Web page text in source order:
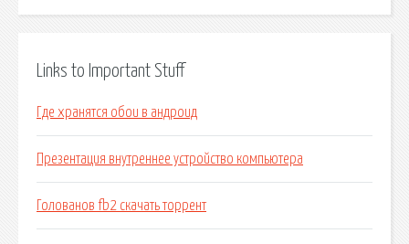
Links to Important Stuff
Где хранятся обои в андроид
Презентация внутреннее устройство компьютера
Голованов fb2 скачать торрент